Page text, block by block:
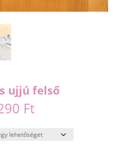
ujjú felső
FtÁrtartomány:
2
390 Ft
-